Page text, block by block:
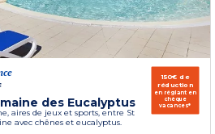
des Eucalyptus
aires de jeux et sports, entre St
avec chênes et eucalyptus.
150€ de
réduction
en réglant en
chèque
vacances*